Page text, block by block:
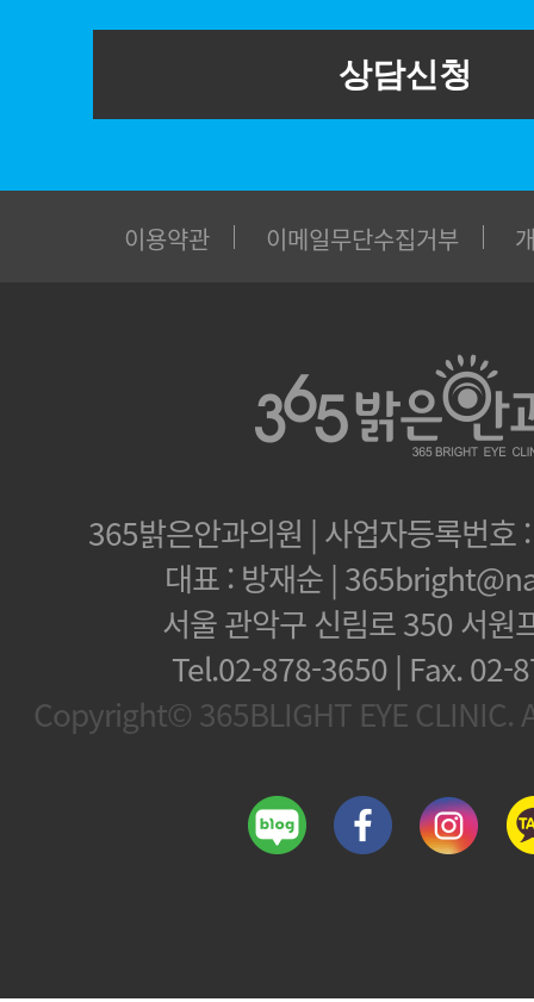
상담신청
이용약관 이메일무단수집거부
365밝은안과의원 | 사업자등록번
대표 : 방재순 |
서울 관악구 신림로 350 서원
Tel.02-878-3650 | Fax.02-
Copyright© 365BLIGHT EYE